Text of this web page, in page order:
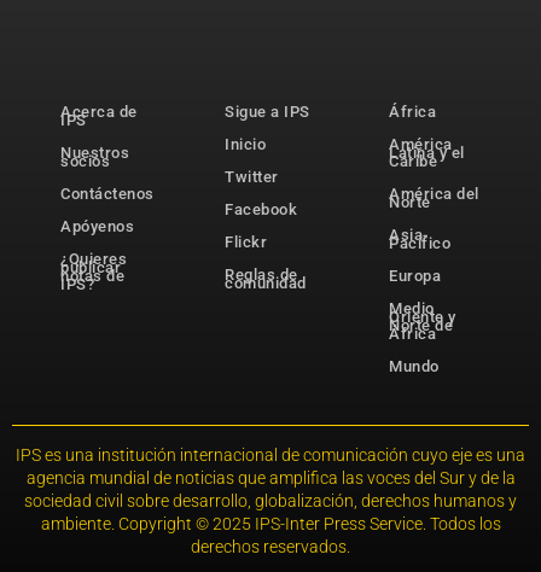
Acerca de
IPS
Nuestros
socios
Contáctenos
Apóyenos
¿Quieres
publicar
notas de
IPS?
Sigue a IPS
Inicio
Twitter
Facebook
Flickr
Reglas de
comunidad
África
América
Latina y el
Caribe
América del
Norte
Asia-
Pacífico
Europa
Medio
Oriente y
Norte de
África
Mundo
IPS es una institución internacional de comunicación cuyo eje es una
agencia mundial de noticias que amplifica las voces del Sur y de la
sociedad civil sobre desarrollo, globalización, derechos humanos y
ambiente. Copyright © 2025 IPS-Inter Press Service. Todos los
derechos reservados.